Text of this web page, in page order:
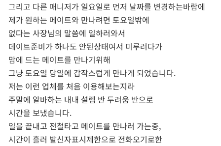
​그리고 다른 매니저가 일요일로 먼저 날짜를 변경하는바람에
제가 원하는 메이트와 만나려면 토요일밖에
없다는 사장님의 말씀에 일하러와서
데이트준비가 하나도 안된상태여서 미루려다가
맘에 드는 메이트를 만나기위해
그냥 토요일 당일에 갑작스럽게 만나게 되었습니다.
저는 이런 업체를 처음 이용해보는지라
주말에 알바하는 내내 설렘 반 두려움 반으로
시간을 보냈습니다.
일을 끝내고 전철타고 메이트를 만나러 가는중,
​시간이 흘러 발신자표시제한으로 전화오기로한